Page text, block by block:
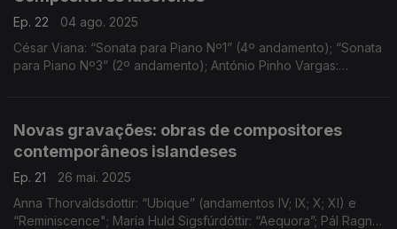
Ep. 22
04 ago. 2025
César Viana: “Sonata para Piano Nº1” (4º andamento); “Sonata
para Piano Nº3” (2º andamento); António Pinho Vargas:
Novas gravações: obras de compositores
contemporâneos islandeses
Ep. 21
26 mai. 2025
Anna Thorvaldsdottir: “Ubique” (andamentos IV; IX; X; XI) e
“Reminiscence"; María Huld Sigsfúrdóttir: “Aequora”; Pál Ragnar